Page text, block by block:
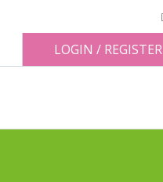
LOGIN / REGISTER